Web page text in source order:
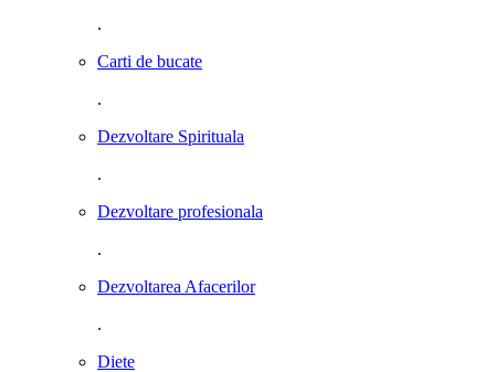
.
Carti de bucate
.
Dezvoltare Spirituala
.
Dezvoltare profesionala
.
Dezvoltarea Afacerilor
.
Diete